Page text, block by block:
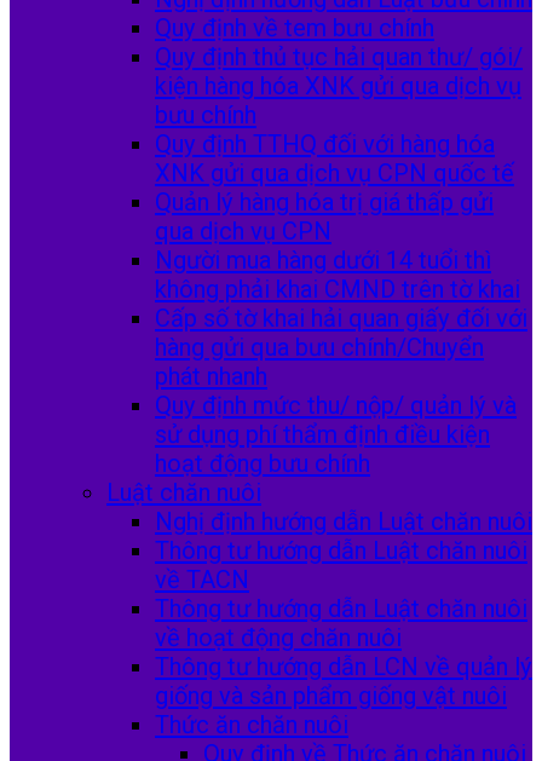
Quy định về tem bưu chính
Quy định thủ tục hải quan thư/ gói/
kiện hàng hóa XNK gửi qua dịch vụ
bưu chính
Quy định TTHQ đối với hàng hóa
XNK gửi qua dịch vụ CPN quốc tế
Quản lý hàng hóa trị giá thấp gửi
qua dịch vụ CPN
Người mua hàng dưới 14 tuổi thì
không phải khai CMND trên tờ khai
Cấp số tờ khai hải quan giấy đối với
hàng gửi qua bưu chính/Chuyển
phát nhanh
Quy định mức thu/ nộp/ quản lý và
sử dụng phí thẩm định điều kiện
hoạt động bưu chính
Luật chăn nuôi
Nghị định hướng dẫn Luật chăn nuôi
Thông tư hướng dẫn Luật chăn nuôi
về TACN
Thông tư hướng dẫn Luật chăn nuôi
về hoạt động chăn nuôi
Thông tư hướng dẫn LCN về quản lý
giống và sản phẩm giống vật nuôi
Thức ăn chăn nuôi
Quy định về Thức ăn chăn nuôi